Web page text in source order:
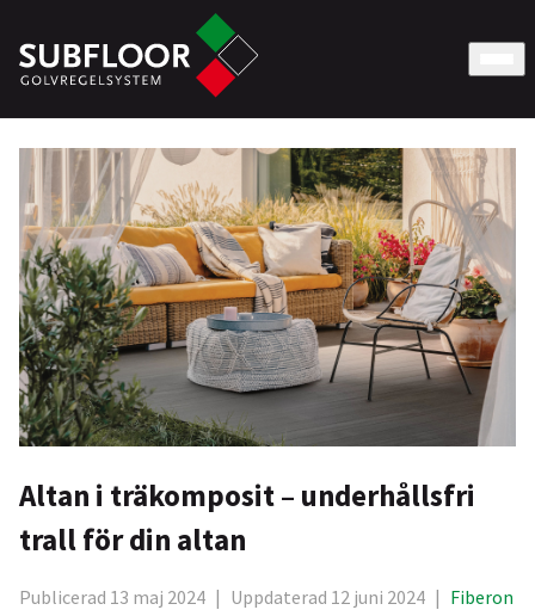
Altan i träkomposit – underhållsfri
trall för din altan
Publicerad 13 maj 2024 | Uppdaterad 12 juni 2024 | Fiberon